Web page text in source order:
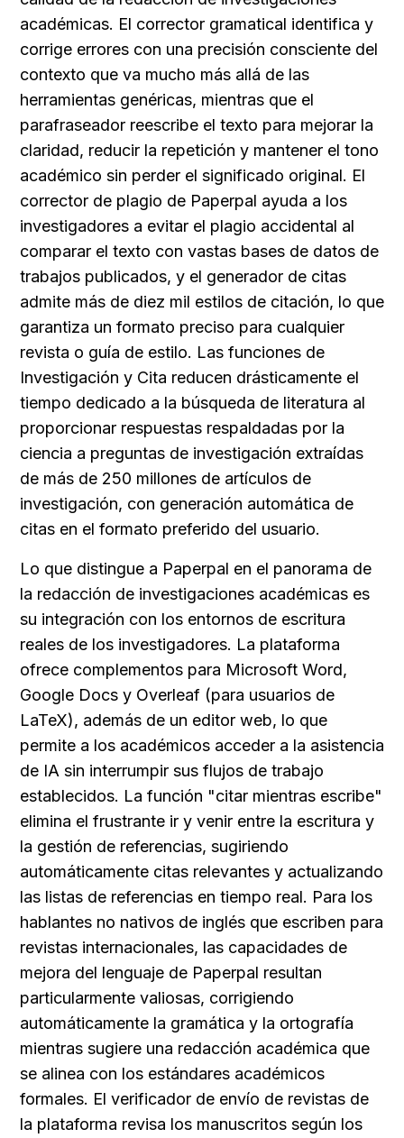
académicas. El corrector gramatical identifica y
corrige errores con una precisión consciente del
contexto que va mucho más allá de las
herramientas genéricas, mientras que el
parafraseador reescribe el texto para mejorar la
claridad, reducir la repetición y mantener el tono
académico sin perder el significado original. El
corrector de plagio de Paperpal ayuda a los
investigadores a evitar el plagio accidental al
comparar el texto con vastas bases de datos de
trabajos publicados, y el generador de citas
admite más de diez mil estilos de citación, lo que
garantiza un formato preciso para cualquier
revista o guía de estilo. Las funciones de
Investigación y Cita reducen drásticamente el
tiempo dedicado a la búsqueda de literatura al
proporcionar respuestas respaldadas por la
ciencia a preguntas de investigación extraídas
de más de 250 millones de artículos de
investigación, con generación automática de
citas en el formato preferido del usuario.
Lo que distingue a Paperpal en el panorama de
la redacción de investigaciones académicas es
su integración con los entornos de escritura
reales de los investigadores. La plataforma
ofrece complementos para Microsoft Word,
Google Docs y Overleaf (para usuarios de
LaTeX), además de un editor web, lo que
permite a los académicos acceder a la asistencia
de IA sin interrumpir sus flujos de trabajo
establecidos. La función "citar mientras escribe"
elimina el frustrante ir y venir entre la escritura y
la gestión de referencias, sugiriendo
automáticamente citas relevantes y actualizando
las listas de referencias en tiempo real. Para los
hablantes no nativos de inglés que escriben para
revistas internacionales, las capacidades de
mejora del lenguaje de Paperpal resultan
particularmente valiosas, corrigiendo
automáticamente la gramática y la ortografía
mientras sugiere una redacción académica que
se alinea con los estándares académicos
formales. El verificador de envío de revistas de
la plataforma revisa los manuscritos según los